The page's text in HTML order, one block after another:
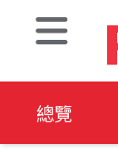
總覽